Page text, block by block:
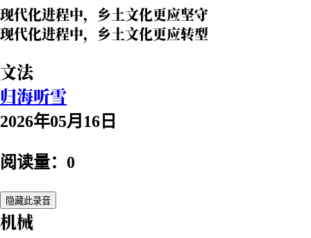
现代化进程中，乡土文化更应坚守
现代化进程中，乡土文化更应转型
文法
归海听雪
2026年05月16日
阅读量：0
隐藏此录音
机械